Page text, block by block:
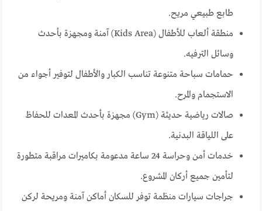
طابع طبيعي مريح.
منطقة ألعاب للأطفال (Kids Area) آمنة ومجهزة بأحدث
وسائل الترفيه.
حمامات سباحة متنوعة تناسب الكبار والأطفال لتوفير أجواء من
الاستجمام والمرح.
صالات رياضية حديثة (Gym) مجهزة بأحدث المعدات للحفاظ
على اللياقة البدنية.
خدمات أمن وحراسة 24 ساعة مدعومة بكاميرات مراقبة متطورة
لتأمين جميع أركان المشروع.
جراجات سيارات منظمة توفر للسكان أماكن آمنة ومريحة لركن